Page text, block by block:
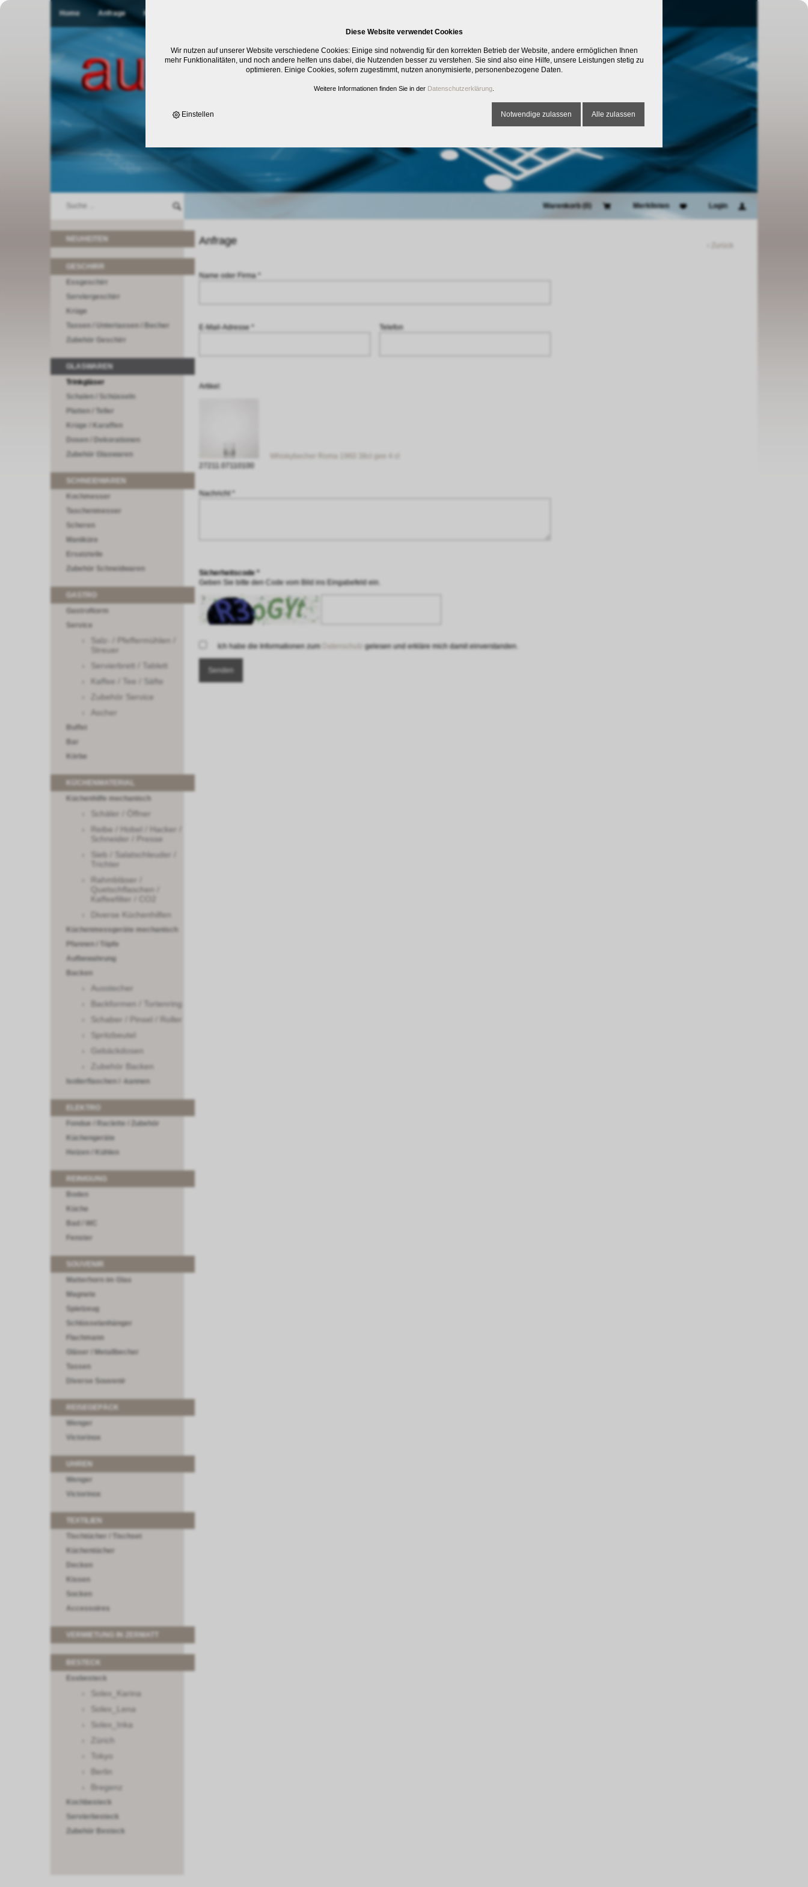
Home Anfrage Kontakt
Warenkorb (0 Merklisten Login
Essgeschirr
Serviergeschirr
Krüge
Tassen / Untertassen / Becher
Zubehör Geschirr
GLASWAREN
Trinkgläser
Schalen / Schüsseln
Platten / Teller
Krüge / Karaffen
Dosen / Dekorationen
Zubehör Glaswaren
Kochmesser
Taschenmesser
Scheren
Maniküre
Ersatzteile
Zubehör Schneidwaren
GastroNorm
Service
Salz- / Pfeffermühlen /
Streuer
Servierbrett / Tablett
Kaffee / Tee / Säfte
Zubehör Service
Ascher
Buffet
Bar
Körbe
KÜCHENMATERIAL
Küchenhilfe mechanisch
Schäler / Öffner
Reibe / Hobel / Hacker /
Schneider / Presse
Sieb / Salatschleuder /
Trichter
Rahmbläser /
Quetschflaschen /
Kaffeefilter / CO2
Diverse Küchenhilfen
Küchenmessgeräte mechanisch
Pfannen / Töpfe
Aufbewahrung
Backen
Ausstecher
Backformen / Tortenring
Schaber / Pinsel / Roller
Spritzbeutel
Gebäckdosen
Zubehör Backen
Isolierflaschen / -kannen
Fondue / Raclette / Zubehör
Küchengeräte
Heizen / Kühlen
REINIGUNG
Boden
Küche
Bad / WC
Fenster
Matterhorn im Glas
Magnete
Spielzeug
Schlüsselanhänger
Flachmann
Gläser / Metallbecher
Tassen
Diverse Souvenir
REISEGEPÄCK
Wenger
Victorinox
Wenger
Victorinox
Tischtücher / Tischset
Küchentücher
Decken
Kissen
Socken
Accessoires
VERMIETUNG IN ZERMATT
Essbesteck
Solex_Karina
Solex_Lena
Solex_Inka
Zürich
Tokyo
Berlin
Bregenz
Kochbesteck
Servierbesteck
Zubehör Besteck
Anfrage
Name oder Firma *
E-Mail-Adresse * Telefon
Artikel:
Whiskybecher Roma 1960 38cl gee 4 cl
27211.07110100
Nachricht *
Sicherheitscode *
Geben Sie bitte den Code vom Bild ins Eingabefeld ein.
Ich habe die Informationen zum gelesen und erkläre mich damit einverstanden.
Diese Website verwendet Cookies
Wir nutzen auf unserer Website verschiedene Cookies: Einige sind notwendig für den korrekten Betrieb der Website, andere ermöglichen Ihnen
mehr Funktionalitäten, und noch andere helfen uns dabei, die Nutzenden besser zu verstehen. Sie sind also eine Hilfe, unsere Leistungen stetig zu
optimieren. Einige Cookies, sofern zugestimmt, nutzen anonymisierte, personenbezogene Daten.
Weitere Informationen finden Sie in der Datenschutzerklärung
Einstellen Notwendige zulassen Alle zulassen